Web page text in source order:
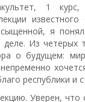
1
я
Из четерых
о будущем:
республики и
Уверен, что